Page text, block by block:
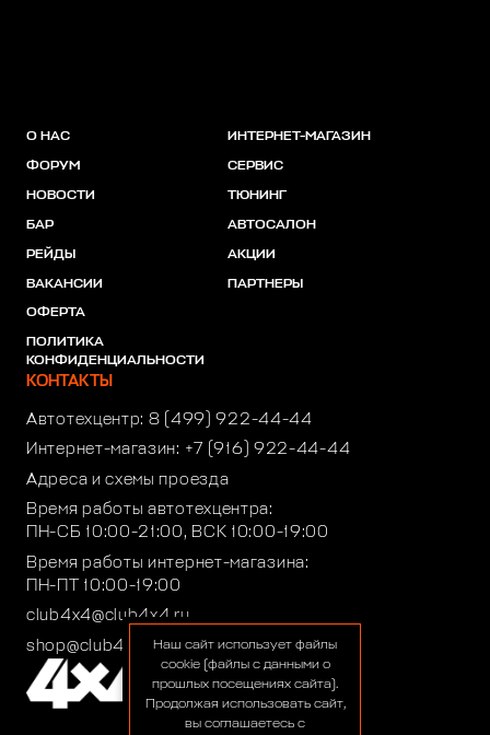
О НАС
ФОРУМ
НОВОСТИ
БАР
РЕЙДЫ
ВАКАНСИИ
ОФЕРТА
ПОЛИТИКА
КОНФИДЕНЦИАЛЬНОСТИ
ИНТЕРНЕТ-МАГАЗИН
СЕРВИС
ТЮНИНГ
АВТОСАЛОН
АКЦИИ
ПАРТНЕРЫ
КОНТАКТЫ
Автотехцентр: 8 (499) 922-44-44
Интернет-магазин: +7 (916) 922-44-44
Адреса и схемы проезда
Время работы автотехцентра:
ПН-СБ 10:00-21:00, ВСК 10:00-19:00
Время работы интернет-магазина:
ПН-ПТ 10:00-19:00
club4x4@club4x4.ru
shop@club4x4.ruНаш сайт использует файлы
cookie (файлы с данными о
прошлых посещениях сайта).
Продолжая использовать сайт,
вы соглашаетесь с